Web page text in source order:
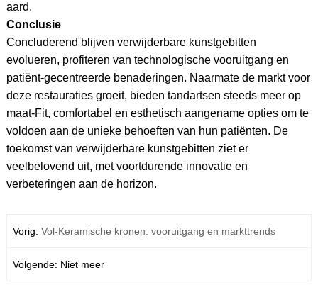
aard.
Conclusie
Concluderend blijven verwijderbare kunstgebitten
evolueren, profiteren van technologische vooruitgang en
patiënt-gecentreerde benaderingen. Naarmate de markt voor
deze restauraties groeit, bieden tandartsen steeds meer op
maat-Fit, comfortabel en esthetisch aangename opties om te
voldoen aan de unieke behoeften van hun patiënten. De
toekomst van verwijderbare kunstgebitten ziet er
veelbelovend uit, met voortdurende innovatie en
verbeteringen aan de horizon.
Vorig: Vol-Keramische kronen: vooruitgang en markttrends
Volgende: Niet meer